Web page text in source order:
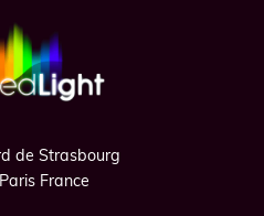
de Strasbourg
France